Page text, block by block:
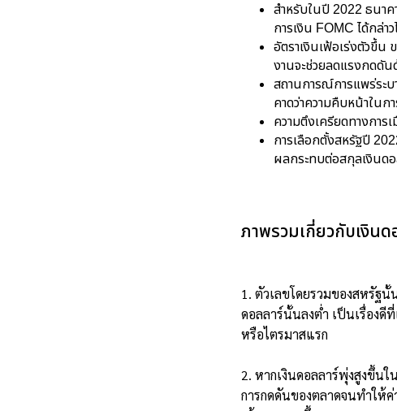
สำหรับในปี 2022 ธนา
การเงิน FOMC ได้กล่
อัตราเงินเฟ้อเร่งตัวขึ้น
งานจะช่วยลดแรงกดดัน
สถานการณ์การแพร่ระ
คาดว่าความคืบหน้าในก
ความตึงเครียดทางการ
การเลือกตั้งสหรัฐปี
ผลกระทบต่อสกุลเงินด
ภาพรวมเกี่ยวกับเงิน
1. ตัวเลขโดยรวมของสหรัฐ
ดอลลาร์นั้นลงต่ำ เป็นเรื่องดี
หรือไตรมาสแรก
2. หากเงินดอลลาร์พุ่งสูงขึ้น
การกดดันของตลาดจนทำให้